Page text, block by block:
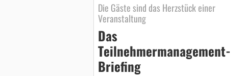
Die Gäste sind das Herzstück einer
Veranstaltung
Das
Teilnehmermanagement-
Briefing